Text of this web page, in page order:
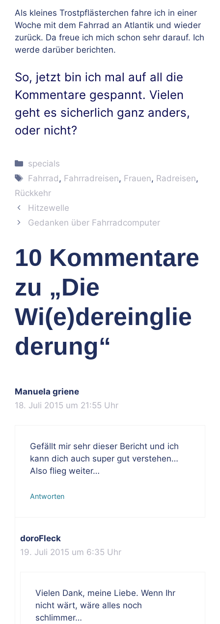
Als kleines Trostpflästerchen fahre ich in einer
Woche mit dem Fahrrad an Atlantik und wieder
zurück. Da freue ich mich schon sehr darauf. Ich
werde darüber berichten.
So, jetzt bin ich mal auf all die
Kommentare gespannt. Vielen
geht es sicherlich ganz anders,
oder nicht?
Kategorien
specials
Schlagwörter
Fahrrad, Fahrradreisen, Frauen, Radreisen,
Rückkehr
Hitzewelle
Gedanken über Fahrradcomputer
10 Kommentare
zu „Die
Wi(e)dereinglie
derung“
Manuela griene
18. Juli 2015 um 21:55 Uhr
Gefällt mir sehr dieser Bericht und ich
kann dich auch super gut verstehen…
Also flieg weiter…
Antworten
doroFleck
19. Juli 2015 um 6:35 Uhr
Vielen Dank, meine Liebe. Wenn Ihr
nicht wärt, wäre alles noch
schlimmer…